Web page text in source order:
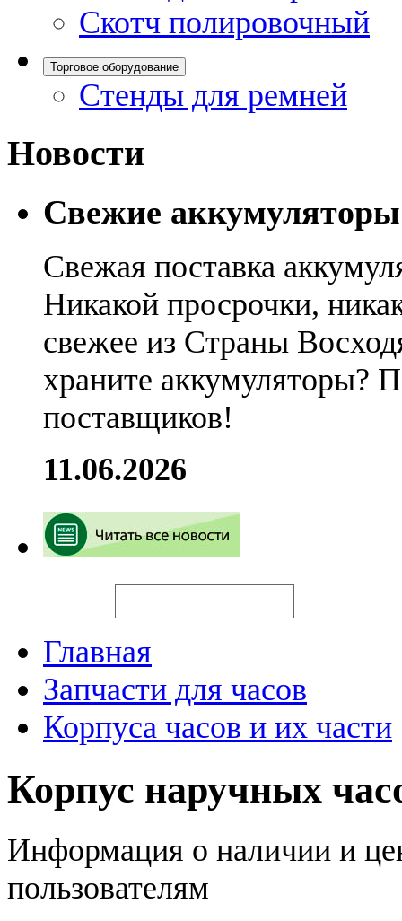
Скотч полировочный
Торговое оборудование
Стенды для ремней
Новости
Свежие
Свежая поставка
Никакой просрочки,
свежее из Страны
храните аккумуляторы?
поставщиков!
11.06.2026
Главная
Запчасти для часов
Корпуса часов и их части
Корпус наручных
Информация о наличии и
пользователям